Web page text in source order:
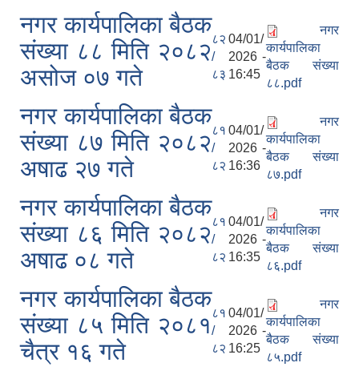
नगर कार्यपालिका बैठक
संख्या ८८ मिति २०८२
असोज ०७ गते
८२
/
८३
04/01/
2026 -
16:45
नगर
कार्यपालिका
बैठक संख्या
८८.pdf
नगर कार्यपालिका बैठक
संख्या ८७ मिति २०८२
अषाढ २७ गते
८१
/
८२
04/01/
2026 -
16:36
नगर
कार्यपालिका
बैठक संख्या
८७.pdf
नगर कार्यपालिका बैठक
संख्या ८६ मिति २०८२
अषाढ ०८ गते
८१
/
८२
04/01/
2026 -
16:35
नगर
कार्यपालिका
बैठक संख्या
८६.pdf
नगर कार्यपालिका बैठक
संख्या ८५ मिति २०८१
चैत्र १६ गते
८१
/
८२
04/01/
2026 -
16:25
नगर
कार्यपालिका
बैठक संख्या
८५.pdf